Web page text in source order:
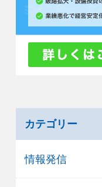
カテゴリー
情報発信